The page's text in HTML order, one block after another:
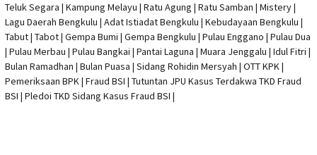
Teluk Segara | Kampung Melayu | Ratu Agung | Ratu Samban | Mistery |
Lagu Daerah Bengkulu | Adat Istiadat Bengkulu | Kebudayaan Bengkulu |
Tabut | Tabot | Gempa Bumi | Gempa Bengkulu | Pulau Enggano | Pulau Dua
| Pulau Merbau | Pulau Bangkai | Pantai Laguna | Muara Jenggalu | Idul Fitri |
Bulan Ramadhan | Bulan Puasa | Sidang Rohidin Mersyah | OTT KPK|
Pemeriksaan BPK | Fraud BSI | Tutuntan JPU Kasus Terdakwa TKD Fraud
BSI | Pledoi TKD Sidang Kasus Fraud BSI |